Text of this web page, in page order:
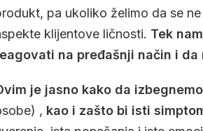
pa ukoliko želimo da se
klijentove ličnosti. Tek
na pređašnji način i
je jasno kako da
, kao i zašto bi isti